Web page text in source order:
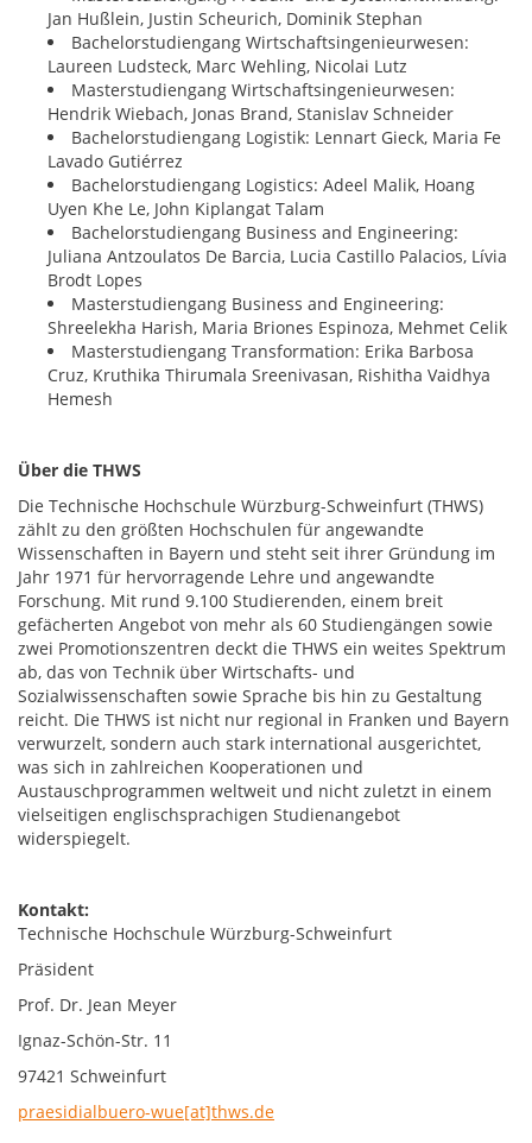
Jan Hußlein, Justin Scheurich, Dominik Stephan
Bachelorstudiengang Wirtschaftsingenieurwesen:
Laureen Ludsteck, Marc Wehling, Nicolai Lutz
Masterstudiengang Wirtschaftsingenieurwesen:
Hendrik Wiebach, Jonas Brand, Stanislav Schneider
Bachelorstudiengang Logistik: Lennart Gieck, Maria Fe
Lavado Gutiérrez
Bachelorstudiengang Logistics: Adeel Malik, Hoang
Uyen Khe Le, John Kiplangat Talam
Bachelorstudiengang Business and Engineering:
Juliana Antzoulatos De Barcia, Lucia Castillo Palacios, Lívia
Brodt Lopes
Masterstudiengang Business and Engineering:
Shreelekha Harish, Maria Briones Espinoza, Mehmet Celik
Masterstudiengang Transformation: Erika Barbosa
Cruz, Kruthika Thirumala Sreenivasan, Rishitha Vaidhya
Hemesh
Über die THWS
Die Technische Hochschule Würzburg-Schweinfurt (THWS)
zählt zu den größten Hochschulen für angewandte
Wissenschaften in Bayern und steht seit ihrer Gründung im
Jahr 1971 für hervorragende Lehre und angewandte
Forschung. Mit rund 9.100 Studierenden, einem breit
gefächerten Angebot von mehr als 60 Studiengängen sowie
zwei Promotionszentren deckt die THWS ein weites Spektrum
ab, das von Technik über Wirtschafts- und
Sozialwissenschaften sowie Sprache bis hin zu Gestaltung
reicht. Die THWS ist nicht nur regional in Franken und Bayern
verwurzelt, sondern auch stark international ausgerichtet,
was sich in zahlreichen Kooperationen und
Austauschprogrammen weltweit und nicht zuletzt in einem
vielseitigen englischsprachigen Studienangebot
widerspiegelt.
Kontakt:
Technische Hochschule Würzburg-Schweinfurt
Präsident
Prof. Dr. Jean Meyer
Ignaz-Schön-Str. 11
97421 Schweinfurt
praesidialbuero-wue[at]thws.de